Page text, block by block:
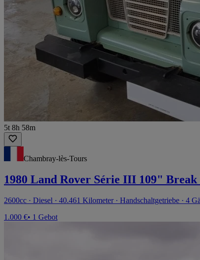
5t 8h 58m
Chambray-lès-Tours
1980 Land Rover Série III 109" Break
2600cc · Diesel · 40.461 Kilometer · Handschaltgetriebe · 4
1.000 €• 1 Gebot